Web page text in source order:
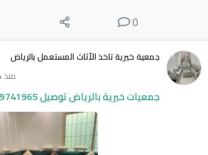
0
جمعية خيرية تاخذ الأثاث المستعمل بالرياض
منذ 4 ساعات
جمعيات خيرية بالرياض توصيل 0509741965